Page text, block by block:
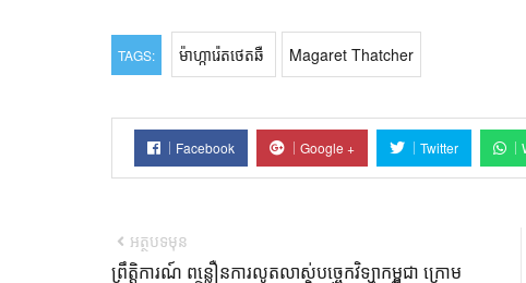
TAGS: ម៉ាហ្ការ៉េតថេតឆឺ Magaret Thatcher
Facebook Google + Twitter
អត្ថបទមុន
ព្រឹត្តិការណ៍ ពន្លឿនការលូតលាស់បច្ចេកវិទ្យាកម្ពុជា ក្រោម